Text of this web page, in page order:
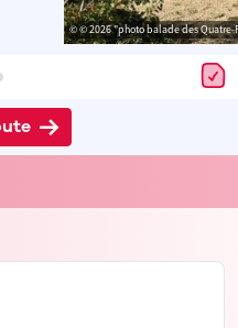
© © 2026 "photo balade des Quatre-